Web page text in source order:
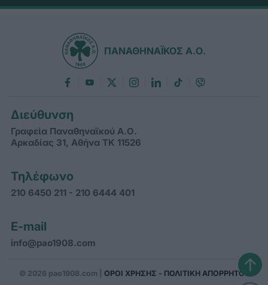
ΠΑΝΑΘΗΝΑΪΚΟΣ Α.Ο.
Διεύθυνση
Γραφεία Παναθηναϊκού Α.Ο.
Αρκαδίας 31, Αθήνα ΤΚ 11526
Τηλέφωνο
210 6450 211 - 210 6444 401
E-mail
info@pao1908.com
© 2026 pao1908.com | ΟΡΟΙ ΧΡΗΣΗΣ - ΠΟΛΙΤΙΚΗ ΑΠΟΡΡΗΤΟΥ↑